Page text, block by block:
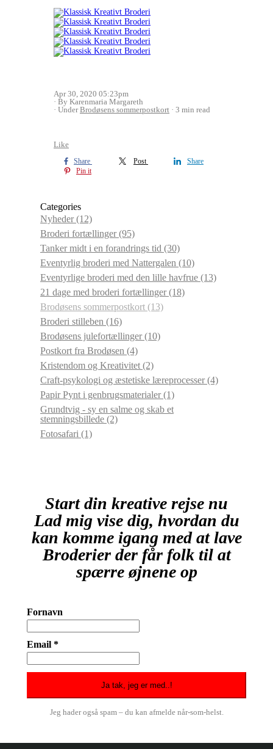
Apr 30, 2020 05:23pm
By Karenmaria Margareth
UnderBrodøsens sommerpostkort 3 min read
Like
Share Post
Share
Pin it
Categories
Nyheder(12)
Broderi fortællinger(95)
Tanker midt i en forandrings tid (30)
Eventyrlig broderi med Nattergalen (10)
Eventyrlige broderi med den lille havfrue (13)
21 dage med broderi fortællinger(18)
Brodøsens sommerpostkort (13)
Broderi stilleben (16)
Brodøsens julefortællinger(10)
Postkort fra Brodøsen (4)
Kristendom og Kreativitet (2)
Craft-psykologi og æstetiske læreprocesser(4)
Papir Pynt i genbrugsmaterialer(1)
Grundtvig - sy en salme og skab et
stemningsbillede (2)
Fotosafari (1)
Start din kreative rejse nu
Lad mig vise dig, hvordan du
kan komme igang med at lave
Broderier der får folk til at
spærre øjnene op
Fornavn
Email *
Jeg hader også spam – du kan afmelde når-som-helst.